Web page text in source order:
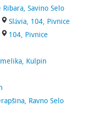
Savino Selo
Slávia, 104, Pivnice
104, Pivnice
Kulpin
Ravno Selo